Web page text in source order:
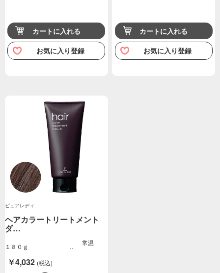
カートに入れる
お気に入り登録
カートに入れる
お気に入り登録
ピュアレディ
ヘアカラートリートメント
ダ…
１８０ｇ 常温
￥4,032 (税込)